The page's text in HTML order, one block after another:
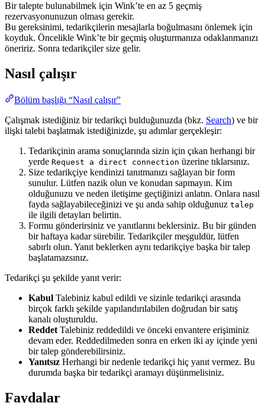
Bir talepte bulunabilmek için Wink’te en az 5 geçmiş
rezervasyonunuzun olması gerekir.
Bu gereksinimi, tedarikçilerin mesajlarla boğulmasını önlemek için
koyduk. Öncelikle Wink’te bir geçmiş oluşturmanıza odaklanmanızı
öneririz. Sonra tedarikçiler size gelir.
Nasıl çalışır
Bölüm başlığı “Nasıl çalışır”
Çalışmak istediğiniz bir tedarikçi bulduğunuzda (bkz. Search) ve bir
ilişki talebi başlatmak istediğinizde, şu adımlar gerçekleşir:
Tedarikçinin arama sonuçlarında sizin için çıkan herhangi bir
yerde Request a direct connection üzerine tıklarsınız.
Size tedarikçiye kendinizi tanıtmanızı sağlayan bir form
sunulur. Lütfen nazik olun ve konudan sapmayın. Kim
olduğunuzu ve neden iletişime geçtiğinizi anlatın. Onlara nasıl
fayda sağlayabileceğinizi ve şu anda sahip olduğunuz talep
ile ilgili detayları belirtin.
Formu gönderirsiniz ve yanıtlarını beklersiniz. Bu bir günden
bir haftaya kadar sürebilir. Tedarikçiler meşguldür, lütfen
sabırlı olun. Yanıt beklerken aynı tedarikçiye başka bir talep
başlatamazsınız.
Tedarikçi şu şekilde yanıt verir:
Kabul Talebiniz kabul edildi ve sizinle tedarikçi arasında
birçok farklı şekilde yapılandırılabilen doğrudan bir satış
kanalı oluşturuldu.
Reddet Talebiniz reddedildi ve önceki envantere erişiminiz
devam eder. Reddedilmeden sonra en erken iki ay içinde yeni
bir talep gönderebilirsiniz.
Yanıtsız Herhangi bir nedenle tedarikçi hiç yanıt vermez. Bu
durumda başka bir tedarikçi aramayı düşünmelisiniz.
Faydalar